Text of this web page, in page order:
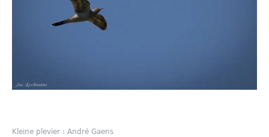
Kleine plevier : André Gaens